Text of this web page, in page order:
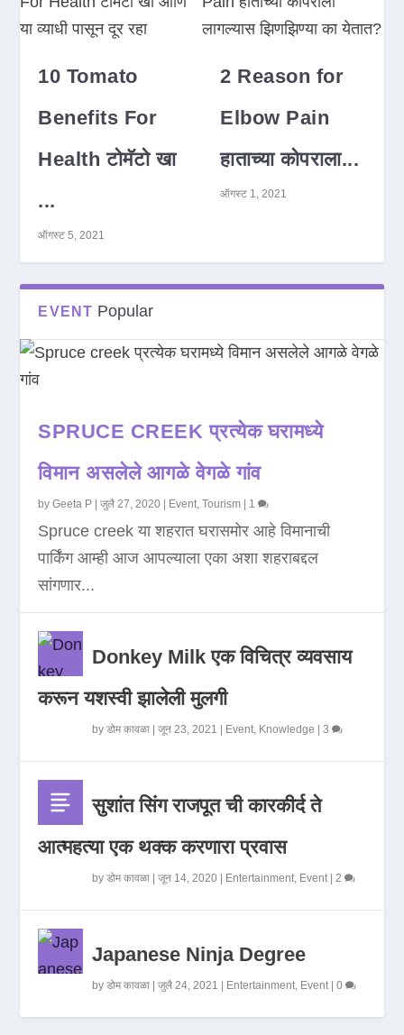
10 Tomato
Benefits For
Health टोमॅटो खा
...
ऑगस्ट 5, 2021
2 Reason for
Elbow Pain
हाताच्या कोपराला...
ऑगस्ट 1, 2021
EVENT Popular
SPRUCE CREEK प्रत्येक घरामध्ये
विमान असलेले आगळे वेगळे गांव
byGeeta P |जुलै 27, 2020 Event,Tourism 1
Spruce creek या शहरात घरासमोर आहे विमानाची
पार्किंग आम्ही आज आपल्याला एका अशा शहराबद्दल
सांगणार...
Donkey Milk एक विचित्र व्यवसाय
करून यशस्वी झालेली मुलगी
byडोम कावळा |जून 23, 2021 Event, Knowledge |3
सुशांत सिंग राजपूत ची कारकीर्द ते
आत्महत्या एक थक्क करणारा प्रवास
byडोम कावळा |जून 14, 2020 Entertainment, Event|2
Japanese Ninja Degree
byडोम कावळा |जुलै 24, 2021 Entertainment, Event|0